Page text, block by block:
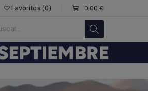
Favoritos 0 0,00 €